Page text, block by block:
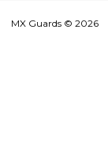
MX Guards © 2026